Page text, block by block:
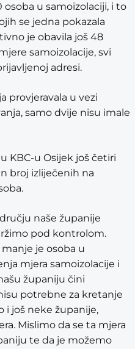
u samoizolaciji, i to
se jedna pokazala
je obavila još 48
samoizolacije, svi
adresi.
provjeravala u vezi
samo dvije nisu imale
KBC-u Osijek još četiri
broj izliječenih na
naše županije
pod kontrolom.
je osoba u
mjera samoizolacije i
županiju čini
potrebne za kretanje
i još neke županije,
Mislimo da se ta mjera
te da je možemo